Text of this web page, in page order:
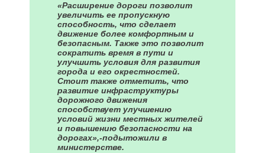
«Расширение дороги позволит
увеличить ее пропускную
способность, что сделает
движение более комфортным и
безопасным. Также это позволит
сократить время в пути и
улучшить условия для развития
города и его окрестностей.
Стоит также отметить, что
развитие инфраструктуры
дорожного движения
способствует улучшению
условий жизни местных жителей
и повышению безопасности на
дорогах»,-подытожили в
министерстве.